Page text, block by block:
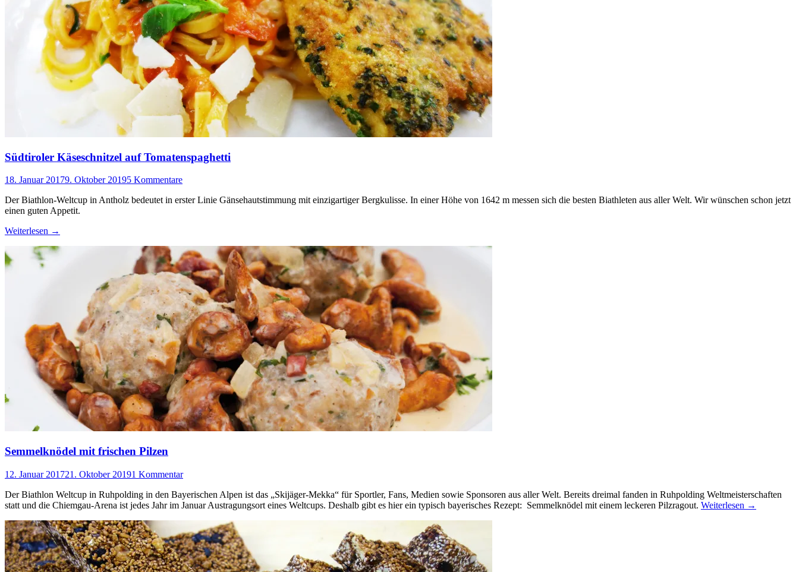
Südtiroler Käseschnitzel auf Tomatenspaghetti
18. Januar 20179. Oktober 20195 Kommentare
Der Biathlon-Weltcup in Antholz bedeutet in erster Linie Gänsehautstimmung mit einzigartiger Bergkulisse. In einer Höhe von 1642 m messen sich die besten Biathleten aus aller Welt. Wir wünschen schon jetzt
einen guten Appetit.
Weiterlesen →
Semmelknödel mit frischen Pilzen
12. Januar 201721. Oktober 20191 Kommentar
Der Biathlon Weltcup in Ruhpolding in den Bayerischen Alpen ist das „Skijäger-Mekka“ für Sportler, Fans, Medien sowie Sponsoren aus aller Welt. Bereits dreimal fanden in Ruhpolding Weltmeisterschaften
statt und die Chiemgau-Arena ist jedes Jahr im Januar Austragungsort eines Weltcups. Deshalb gibt es hier ein typisch bayerisches Rezept: Semmelknödel mit einem leckeren Pilzragout. Weiterlesen →